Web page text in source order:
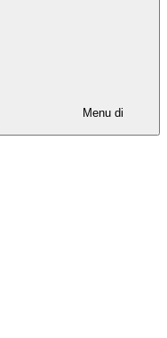
Menu di